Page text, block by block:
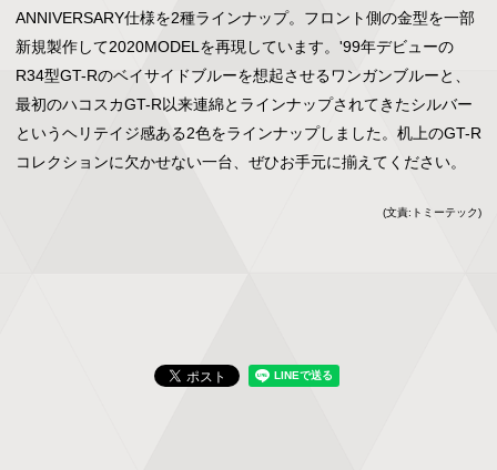
ANNIVERSARY仕様を2種ラインナップ。フロント側の金型を一部
新規製作して2020MODELを再現しています。'99年デビューの
R34型GT-Rのベイサイドブルーを想起させるワンガンブルーと、
最初のハコスカGT-R以来連綿とラインナップされてきたシルバー
というヘリテイジ感ある2色をラインナップしました。机上のGT-R
コレクションに欠かせない一台、ぜひお手元に揃えてください。
(文責:トミーテック)